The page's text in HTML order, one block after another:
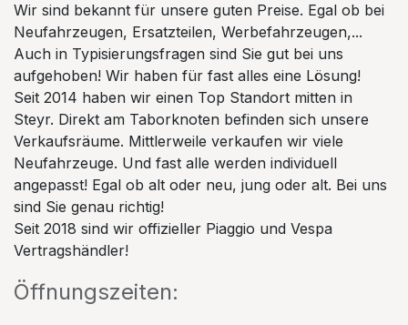
Wir sind bekannt für unsere guten Preise. Egal ob bei
Neufahrzeugen, Ersatzteilen, Werbefahrzeugen,...
Auch in Typisierungsfragen sind Sie gut bei uns
aufgehoben! Wir haben für fast alles eine Lösung!
Seit 2014 haben wir einen Top Standort mitten in
Steyr. Direkt am Taborknoten befinden sich unsere
Verkaufsräume. Mittlerweile verkaufen wir viele
Neufahrzeuge. Und fast alle werden individuell
angepasst! Egal ob alt oder neu, jung oder alt. Bei uns
sind Sie genau richtig!
Seit 2018 sind wir offizieller Piaggio und Vespa
Vertragshändler!
Öffnungszeiten: